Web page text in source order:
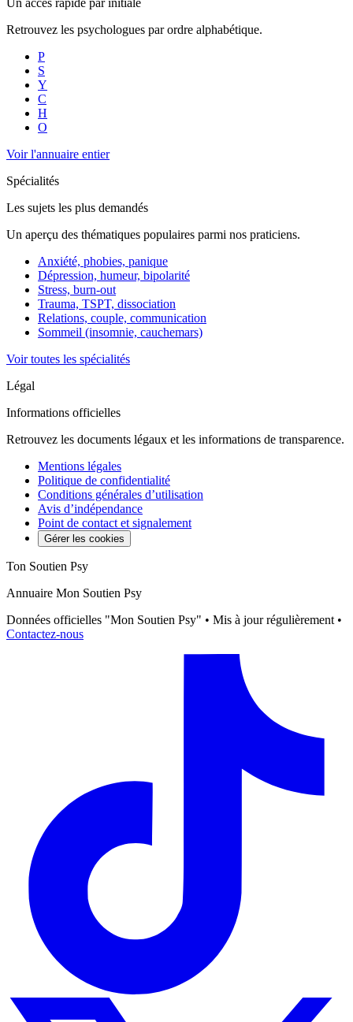
Un accès rapide par initiale
Retrouvez les psychologues par ordre alphabétique.
P
S
Y
C
H
O
Voir l'annuaire entier
Spécialités
Les sujets les plus demandés
Un aperçu des thématiques populaires parmi nos praticiens.
Anxiété, phobies, panique
Dépression, humeur, bipolarité
Stress, burn-out
Trauma, TSPT, dissociation
Relations, couple, communication
Sommeil (insomnie, cauchemars)
Voir toutes les spécialités
Légal
Informations officielles
Retrouvez les documents légaux et les informations de transparence.
Mentions légales
Politique de confidentialité
Conditions générales d’utilisation
Avis d’indépendance
Point de contact et signalement
Gérer les cookies
Ton Soutien Psy
Annuaire Mon Soutien Psy
Données officielles "Mon Soutien Psy" • Mis à jour régulièrement •
Contactez-nous